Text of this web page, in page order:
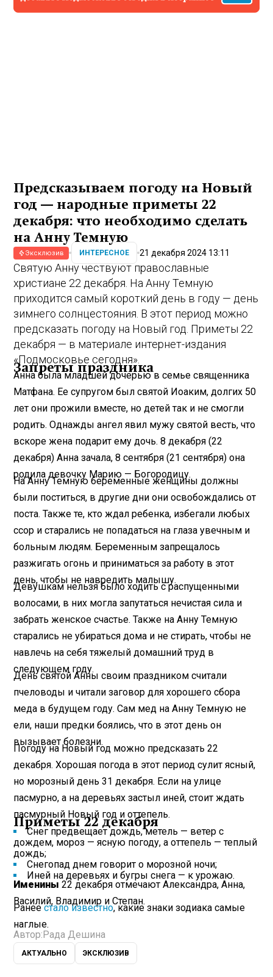
Предсказываем погоду на Новый
год — народные приметы 22
декабря: что необходимо сделать
на Анну Темную
Эксклюзив ИНТЕРЕСНОЕ 21 декабря 2024 13:11
Святую Анну чествуют православные
христиане 22 декабря. На Анну Темную
приходится самый короткий день в году — день
зимнего солнцестояния. В этот период можно
предсказать погоду на Новый год. Приметы 22
декабря — в материале интернет-издания
«Подмосковье сегодня».
Запреты праздника
Анна была младшей дочерью в семье священника
Матфана. Ее супругом был святой Иоаким, долгих 50
лет они прожили вместе, но детей так и не смогли
родить. Однажды ангел явил мужу святой весть, что
вскоре жена подарит ему дочь. 8 декабря (22
декабря) Анна зачала, 8 сентября (21 сентября) она
родила девочку Марию — Богородицу.
На Анну Темную беременные женщины должны
были поститься, в другие дни они освобождались от
поста. Также те, кто ждал ребенка, избегали любых
ссор и старались не попадаться на глаза увечным и
больным людям. Беременным запрещалось
разжигать огонь и приниматься за работу в этот
день, чтобы не навредить малышу.
Девушкам нельзя было ходить с распущенными
волосами, в них могла запутаться нечистая сила и
забрать женское счастье. Также на Анну Темную
старались не убираться дома и не стирать, чтобы не
навлечь на себя тяжелый домашний труд в
следующем году.
День святой Анны своим праздником считали
пчеловоды и читали заговор для хорошего сбора
меда в будущем году. Сам мед на Анну Темную не
ели, наши предки боялись, что в этот день он
вызывает болезни.
Погоду на Новый год можно предсказать 22
декабря. Хорошая погода в этот период сулит ясный,
но морозный день 31 декабря. Если на улице
пасмурно, а на деревьях застыл иней, стоит ждать
пасмурный Новый год и оттепель.
Приметы 22 декабря
Снег предвещает дождь, метель — ветер с
дождем, мороз — ясную погоду, а оттепель — теплый
дождь;
Снегопад днем говорит о морозной ночи;
Иней на деревьях и бугры снега — к урожаю.
Именины 22 декабря отмечают Александра, Анна,
Василий, Владимир и Степан.
Ранеестало известно, какие знаки зодиака самые
наглые.
Автор:Рада Дешина
АКТУАЛЬНО ЭКСКЛЮЗИВ